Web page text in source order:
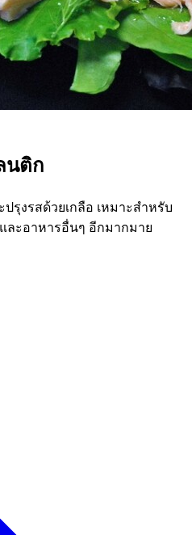
นติก
รุงรสด้วยเกลือ เหมาะสำหรับ
ละอาหารอื่นๆ อีกมากมาย